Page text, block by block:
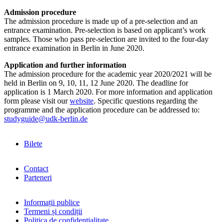
Admission procedure
The admission procedure is made up of a pre-selection and an
entrance examination. Pre-selection is based on applicant’s work
samples. Those who pass pre-selection are invited to the four-day
entrance examination in Berlin in June 2020.
Application and further information
The admission procedure for the academic year 2020/2021 will be
held in Berlin on 9, 10, 11, 12 June 2020. The deadline for
application is 1 March 2020. For more information and application
form please visit ourwebsite. Specific questions regarding the
programme and the application procedure can be addressed to:
studyguide@udk-berlin.de
Bilete
Contact
Parteneri
Informații publice
Termeni și condiții
Politica de confidențialitate